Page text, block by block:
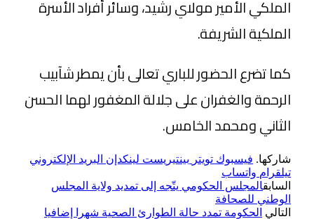
الملكي الأمير مولاي رشيد، وسائر أفراد الأسرة
الملكية الشريفة.
كما تضرع الحضور للباري تعالى بأن يمطر شآبيب
الرحمة والغفران على جلالة المغفور لهما الحسن
الثاني ومحمد الخامس.
شاركها. فيسبوك تويتر بينتيريست لينكدإن البريد الإلكتروني
تيلقرام واتساب
السابقالمجلس الحكومي يتّجه إلى تمديد ولاية المجلس
الوطني للصحافة
التالي الحكومة تمدد حالة الطوارئ الصحية شهرا إضافيا